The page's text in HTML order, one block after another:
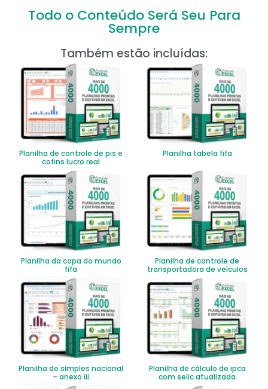
Todo o Conteúdo Será Seu Para
Sempre
Também estão incluídas:
Planilha de controle de pis e
cofins lucro real
Planilha tabela fifa
Planilha da copa do mundo
fifa
Planilha de controle de
transportadora de veículos
Planilha de simples nacional
– anexo iii
Planilha de cálculo de ipca
com selic atualizada